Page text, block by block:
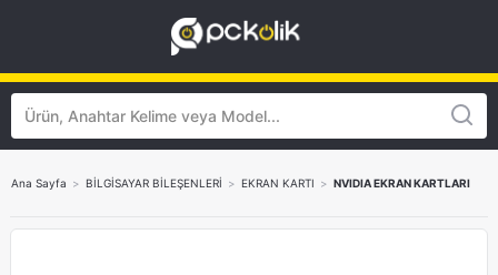
Ana Sayfa > BİLGİSAYAR BİLEŞENLERİ > EKRAN KARTI > NVIDIA EKRAN KARTLARI